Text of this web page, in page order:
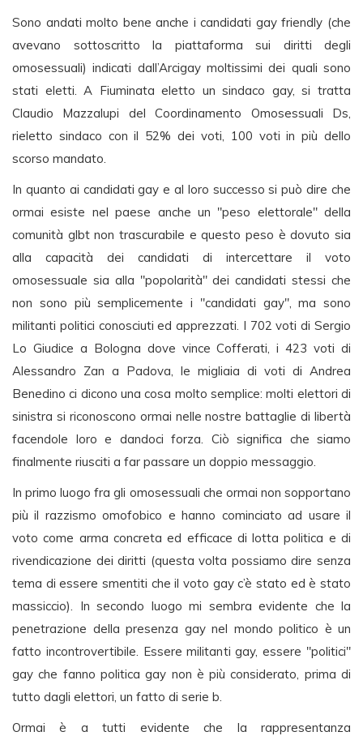
Sono andati molto bene anche i candidati gay friendly (che
avevano sottoscritto la piattaforma sui diritti degli
omosessuali) indicati dall’Arcigay moltissimi dei quali sono
stati eletti. A Fiuminata eletto un sindaco gay, si tratta
Claudio Mazzalupi del Coordinamento Omosessuali Ds,
rieletto sindaco con il 52% dei voti, 100 voti in più dello
scorso mandato.
In quanto ai candidati gay e al loro successo si può dire che
ormai esiste nel paese anche un "peso elettorale" della
comunità glbt non trascurabile e questo peso è dovuto sia
alla capacità dei candidati di intercettare il voto
omosessuale sia alla "popolarità" dei candidati stessi che
non sono più semplicemente i "candidati gay", ma sono
militanti politici conosciuti ed apprezzati. I 702 voti di Sergio
Lo Giudice a Bologna dove vince Cofferati, i 423 voti di
Alessandro Zan a Padova, le migliaia di voti di Andrea
Benedino ci dicono una cosa molto semplice: molti elettori di
sinistra si riconoscono ormai nelle nostre battaglie di libertà
facendole loro e dandoci forza. Ciò significa che siamo
finalmente riusciti a far passare un doppio messaggio.
In primo luogo fra gli omosessuali che ormai non sopportano
più il razzismo omofobico e hanno cominciato ad usare il
voto come arma concreta ed efficace di lotta politica e di
rivendicazione dei diritti (questa volta possiamo dire senza
tema di essere smentiti che il voto gay c’è stato ed è stato
massiccio). In secondo luogo mi sembra evidente che la
penetrazione della presenza gay nel mondo politico è un
fatto incontrovertibile. Essere militanti gay, essere "politici"
gay che fanno politica gay non è più considerato, prima di
tutto dagli elettori, un fatto di serie b.
Ormai è a tutti evidente che la rappresentanza